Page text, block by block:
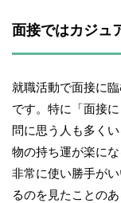
面接ではカジュ
就職活動で面接に
です。特に「面接
問に思う人も多く
物の持ち運が楽に
非常に使い勝手が
るのを見たことの